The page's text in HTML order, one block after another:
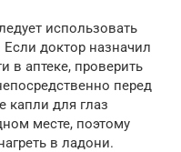
использовать
доктор назначил
в аптеке, проверить
перед
капли для глаз
месте, поэтому
в ладони.